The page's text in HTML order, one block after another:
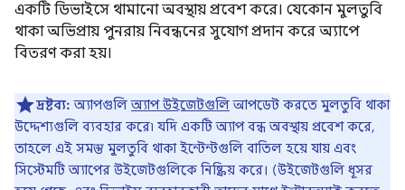
একটি ডিভাইসে থামানো অবস্থায় প্রবেশ করে। যেকোন মুলতুবি
থাকা অভিপ্রায় পুনরায় নিবন্ধনের সুযোগ প্রদান করে অ্যাপে
বিতরণ করা হয়।
দ্রষ্টব্য: অ্যাপগুলিঅ্যাপ উইজেটগুলিআপডেট করতে মুলতুবি থাকা
উদ্দেশ্যগুলি ব্যবহার করে৷ যদি একটি অ্যাপ বন্ধ অবস্থায় প্রবেশ করে,
তাহলে এই সমস্ত মুলতুবি থাকা ইন্টেন্টগুলি বাতিল হয়ে যায় এবং
সিস্টেমটি অ্যাপের উইজেটগুলিকে নিষ্ক্রিয় করে। (উইজেটগুলি ধূসর